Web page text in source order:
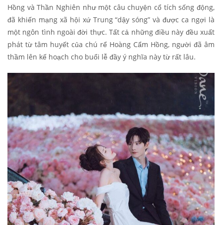
Hồng và Thần Nghiên như một câu chuyện cổ tích sống động,
đã khiến mạng xã hội xứ Trung “dậy sóng” và được ca ngợi là
một ngôn tình ngoài đời thực. Tất cả những điều này đều xuất
phát từ tâm huyết của chú rể Hoàng Cẩm Hồng, người đã âm
thầm lên kế hoạch cho buổi lễ đầy ý nghĩa này từ rất lâu.